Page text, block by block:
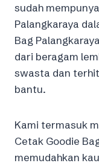
sudah
Palangkaraya
Bag
dari beragam
swasta dan
bantu.
Kami termasuk
Cetak Goodie
memudahkan